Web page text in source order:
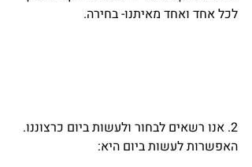
לכל אחד ואחד מאיתנו- בחירה.
2. אנו רשאים לבחור ולעשות ביום כרצוננו.
האפשרות לעשות ביום היא: